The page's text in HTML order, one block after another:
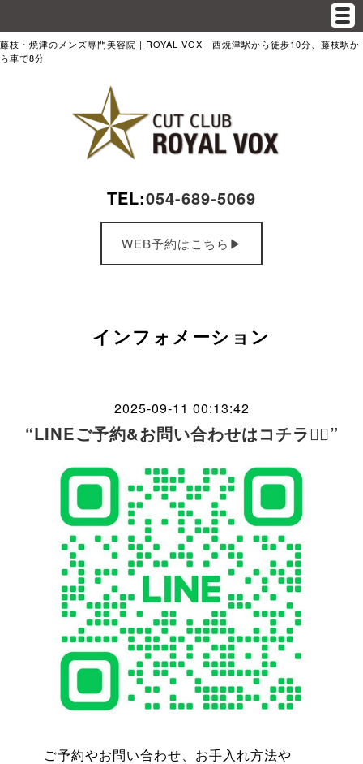
藤枝・焼津のメンズ専門美容院 | ROYAL VOX | 西焼津駅から徒歩10分、藤枝駅か
ら車で8分
TEL:054-689-5069
WEB予約はこちら▶︎
インフォメーション
2025-09-11 00:13:42
“LINEご予約&お問い合わせはコチラ🖐🏻”
ご予約やお問い合わせ、お手入れ方法や